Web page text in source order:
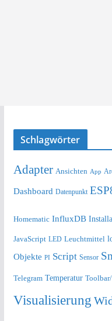
Schlagwörter
Adapter Ansichten App
Dashboard Datenpunkt
Homematic InfluxDB
JavaScript LED Leuchtmittel
Objekte PI Script Sensor
Telegram Temperatur
Visualisierung